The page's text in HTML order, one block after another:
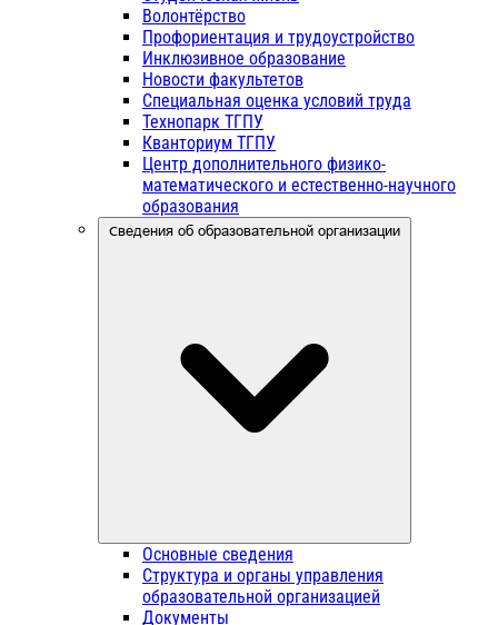
Волонтёрство
Профориентация и трудоустройство
Инклюзивное образование
Новости факультетов
Специальная оценка условий труда
Технопарк ТГПУ
Кванториум ТГПУ
Центр дополнительного физико-
математического и естественно-научного
образования
Сведения об образовательной организации
Основные сведения
Структура и органы управления
образовательной организацией
Документы